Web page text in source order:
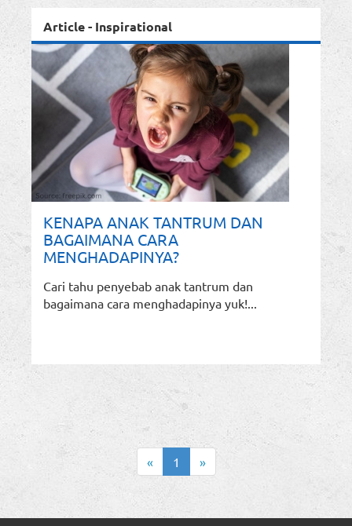
Article - Inspirational
KENAPA ANAK TANTRUM DAN
BAGAIMANA CARA
MENGHADAPINYA?
Cari tahu penyebab anak tantrum dan
bagaimana cara menghadapinya yuk!...
« 1 »